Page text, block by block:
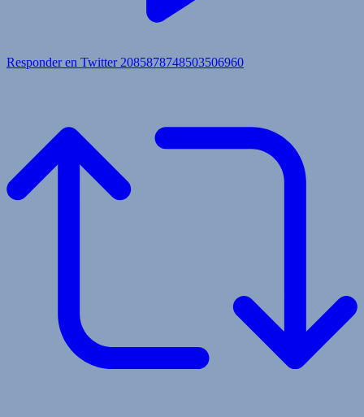
Responder en Twitter 2085878748503506960